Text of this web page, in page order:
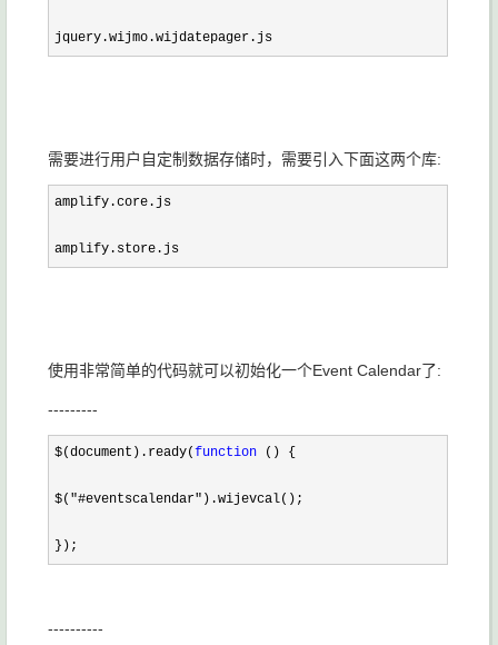
jquery.wijmo.wijdatepager.js
需要进行用户自定制数据存储时，需要引入下面这两个库:
amplify.core.js
amplify.store.js
使用非常简单的代码就可以初始化一个Event Calendar了:
---------
$(document).ready(function () {
$( "#eventscalendar" ).wijevcal();
});
----------